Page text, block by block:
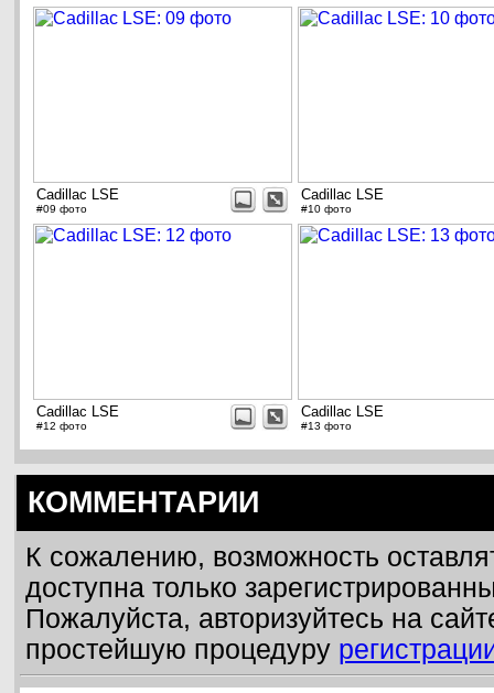
Cadillac LSE
#09 фото
Cadillac LSE
#10 фото
Cadillac LSE
#12 фото
Cadillac LSE
#13 фото
КОММЕНТАРИИ
К сожалению, возможность
доступна только
Пожалуйста, авторизуйтесь на
простейшую процедуру